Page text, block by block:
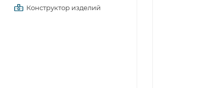
Конструктор изделий